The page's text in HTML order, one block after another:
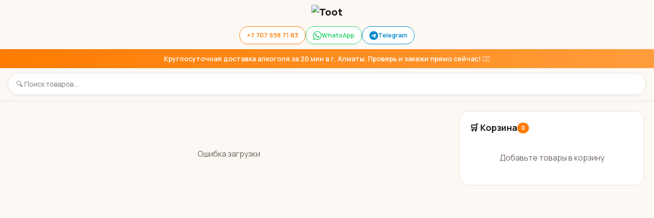
+7 707 938 71 83 WhatsApp Telegram
Круглосуточная доставка алкоголя за 20 мин в г. Алматы. Проверь и закажи прямо сейчас! 👇🏼
Ошибка загрузки
🛒 Корзина 0
Добавьте товары в корзину